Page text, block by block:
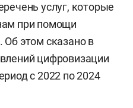
услуг, которые
при помощи
этом сказано в
цифровизации
с 2022 по 2024